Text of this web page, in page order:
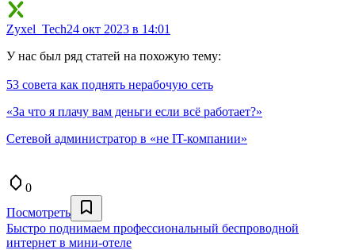
Zyxel_Tech24 окт 2023 в 14:01
У нас был ряд статей на похожую тему:
53 совета как поднять нерабочую сеть
«За что я плачу вам деньги если всё работает?»
Сетевой администратор в «не IT-компании»
0
Посмотреть
Быстро поднимаем профессиональный беспроводной
интернет в мини-отеле